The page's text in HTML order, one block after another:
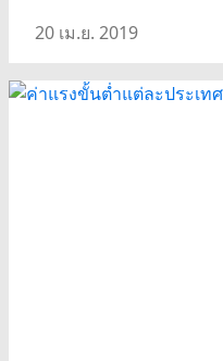
20 เม.ย. 2019